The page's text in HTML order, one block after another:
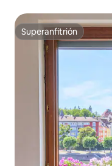
Superanfitrión
Superanfitrión